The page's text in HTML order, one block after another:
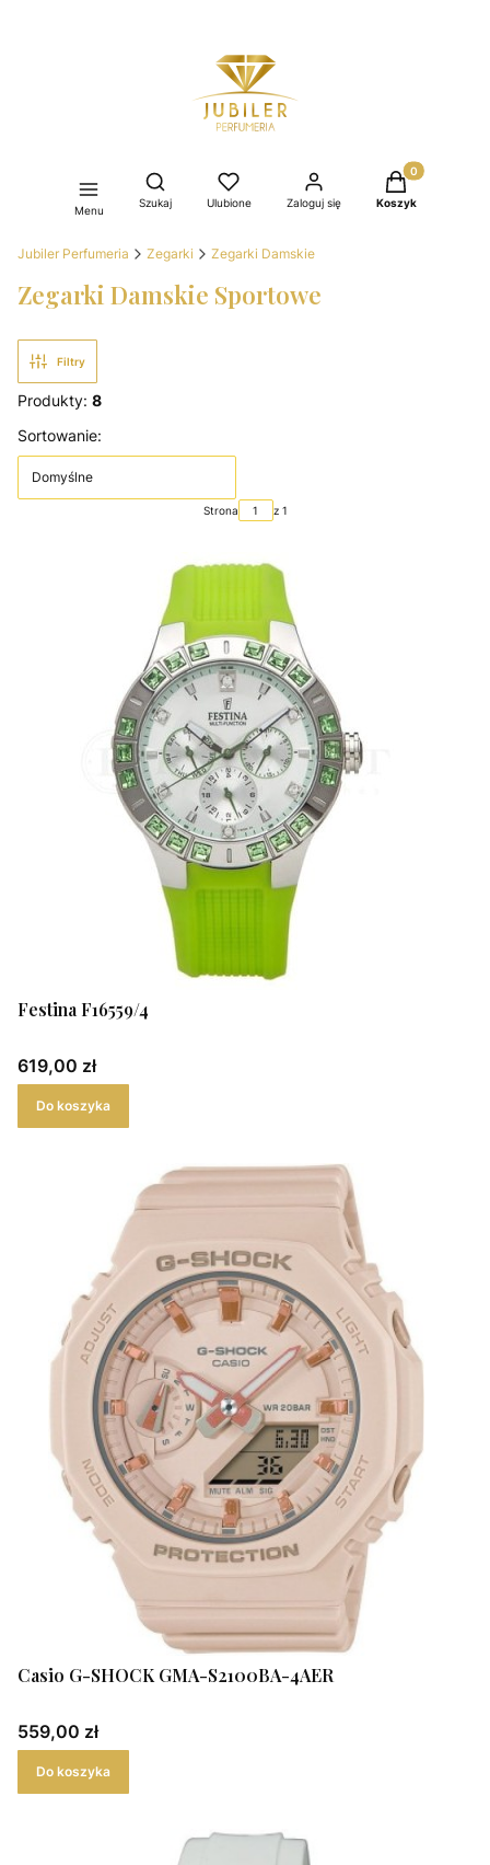
Menu
Otwórz wyszukiwarkę
Szukaj Ulubione Zaloguj się
Produkty w
Koszyk
Jubiler Perfumeria Zegarki Zegarki Damskie
Zegarki Damskie Sportowe
Filtry
Produkty: 8
Lista produktów
Sortowanie:
Domyślne
Strona z 1
Festina F16559/4
Cena
619,00 zł
Do koszyka
Casio G-SHOCK GMA-S2100BA-4AER
Cena
559,00 zł
Do koszyka